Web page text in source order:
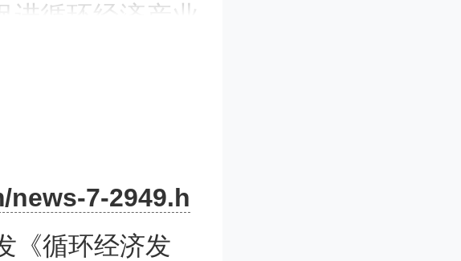
循环经济产业
济社会发展全
覆盖生产、消
7-2949.h
《循环经济发